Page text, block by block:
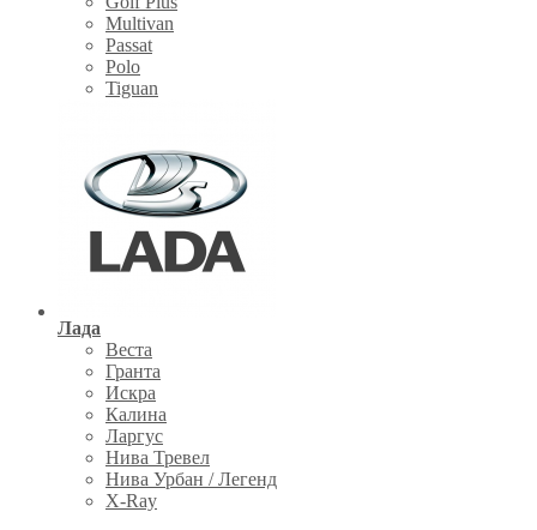
Multivan
Passat
Polo
Tiguan
Лада
Веста
Гранта
Искра
Калина
Ларгус
Нива Тревел
Нива Урбан / Легенд
X-Ray